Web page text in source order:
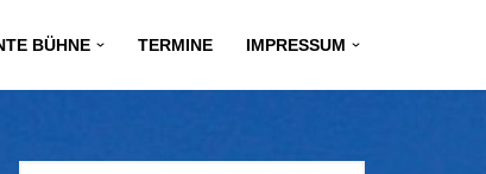
BÜHNE TERMINE IMPRESSUM